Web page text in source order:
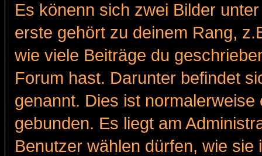
Es könenn sich zwei Bilder
erste gehört zu deinem Rang,
wie viele Beiträge du
Forum hast. Darunter befindet
genannt. Dies ist
gebunden. Es liegt am
Benutzer wählen dürfen, wie